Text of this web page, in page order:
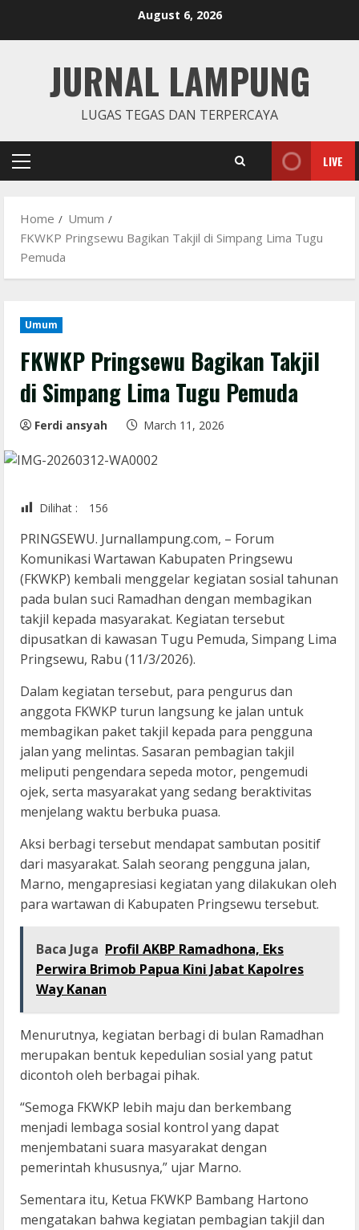
August 6, 2026
JURNAL LAMPUNG
LUGAS TEGAS DAN TERPERCAYA
Primary
LIVE
Home
Umum
FKWKP Pringsewu Bagikan Takjil di Simpang Lima Tugu
Pemuda
Umum
FKWKP Pringsewu Bagikan Takjil
di Simpang Lima Tugu Pemuda
Ferdi ansyah March 11, 2026
Dilihat : 156
PRINGSEWU. Jurnallampung.com, – Forum
Komunikasi Wartawan Kabupaten Pringsewu
(FKWKP) kembali menggelar kegiatan sosial tahunan
pada bulan suci Ramadhan dengan membagikan
takjil kepada masyarakat. Kegiatan tersebut
dipusatkan di kawasan Tugu Pemuda, Simpang Lima
Pringsewu, Rabu (11/3/2026).
Dalam kegiatan tersebut, para pengurus dan
anggota FKWKP turun langsung ke jalan untuk
membagikan paket takjil kepada para pengguna
jalan yang melintas. Sasaran pembagian takjil
meliputi pengendara sepeda motor, pengemudi
ojek, serta masyarakat yang sedang beraktivitas
menjelang waktu berbuka puasa.
Aksi berbagi tersebut mendapat sambutan positif
dari masyarakat. Salah seorang pengguna jalan,
Marno, mengapresiasi kegiatan yang dilakukan oleh
para wartawan di Kabupaten Pringsewu tersebut.
Baca Juga Profil AKBP Ramadhona, Eks
Perwira Brimob Papua Kini Jabat Kapolres
Way Kanan
Menurutnya, kegiatan berbagi di bulan Ramadhan
merupakan bentuk kepedulian sosial yang patut
dicontoh oleh berbagai pihak.
“Semoga FKWKP lebih maju dan berkembang
menjadi lembaga sosial kontrol yang dapat
menjembatani suara masyarakat dengan
pemerintah khususnya,” ujar Marno.
Sementara itu, Ketua FKWKP Bambang Hartono
mengatakan bahwa kegiatan pembagian takjil dan